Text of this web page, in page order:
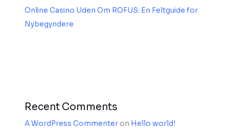
Online Casino Uden Om ROFUS: En Feltguide for
Nybegyndere
Recent Comments
A WordPress Commenteron Hello world!